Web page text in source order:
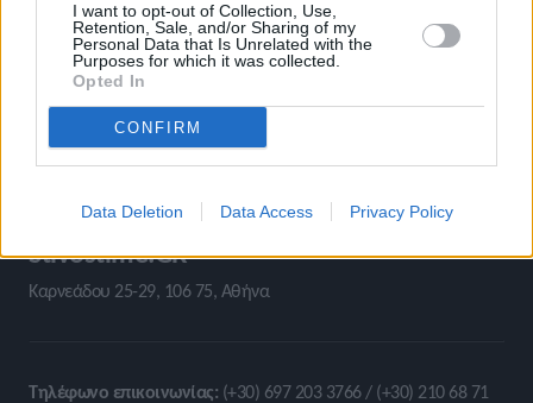
I want to opt-out of Collection, Use,
Retention, Sale, and/or Sharing of my
Personal Data that Is Unrelated with the
Purposes for which it was collected.
Opted In
CONFIRM
Data Deletion Data Access Privacy Policy
Stivostime.GR
Καρνεάδου 25-29, 106 75, Αθήνα
Τηλέφωνο επικοινωνίας: (+30) 697 203 3766 / (+30) 210 68 71